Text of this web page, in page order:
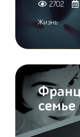
2702
Жизнь
семье